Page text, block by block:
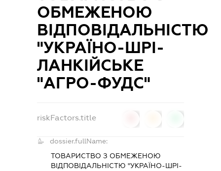
ОБМЕЖЕНОЮ
ВІДПОВІДАЛЬНІСТЮ
"УКРАЇНО-ШРІ-
ЛАНКІЙСЬКЕ
"АГРО-ФУДС"
riskFactors.title
dossier.fullName:
ТОВАРИСТВО З ОБМЕЖЕНОЮ
ВІДПОВІДАЛЬНІСТЮ "УКРАЇНО-ШРІ-